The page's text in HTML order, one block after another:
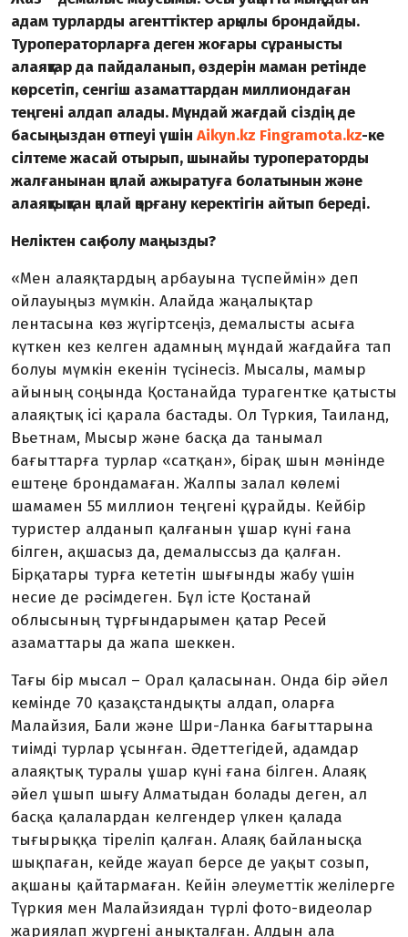
адам турларды агенттіктер арқылы брондайды.
Туроператорларға деген жоғары сұранысты
алаяқтар да пайдаланып, өздерін маман ретінде
көрсетіп, сенгіш азаматтардан миллиондаған
теңгені алдап алады. Мұндай жағдай сіздің де
басыңыздан өтпеуі үшін Aikyn.kz Fingramota.kz-ке
сілтеме жасай отырып, шынайы туроператорды
жалғанынан қалай ажыратуға болатынын және
алаяқтықтан қалай қорғану керектігін айтып береді.
Неліктен сақ болу маңызды?
«Мен алаяқтардың арбауына түспеймін» деп
ойлауыңыз мүмкін. Алайда жаңалықтар
лентасына көз жүгіртсеңіз, демалысты асыға
күткен кез келген адамның мұндай жағдайға тап
болуы мүмкін екенін түсінесіз. Мысалы, мамыр
айының соңында Қостанайда турагентке қатысты
алаяқтық ісі қарала бастады. Ол Түркия, Таиланд,
Вьетнам, Мысыр және басқа да танымал
бағыттарға турлар «сатқан», бірақ шын мәнінде
ештеңе брондамаған. Жалпы залал көлемі
шамамен 55 миллион теңгені құрайды. Кейбір
туристер алданып қалғанын ұшар күні ғана
білген, ақшасыз да, демалыссыз да қалған.
Бірқатары турға кететін шығынды жабу үшін
несие де рәсімдеген. Бұл істе Қостанай
облысының тұрғындарымен қатар Ресей
азаматтары да жапа шеккен.
Тағы бір мысал – Орал қаласынан. Онда бір әйел
кемінде 70 қазақстандықты алдап, оларға
Малайзия, Бали және Шри-Ланка бағыттарына
тиімді турлар ұсынған. Әдеттегідей, адамдар
алаяқтық туралы ұшар күні ғана білген. Алаяқ
әйел ұшып шығу Алматыдан болады деген, ал
басқа қалалардан келгендер үлкен қалада
тығырыққа тіреліп қалған. Алаяқ байланысқа
шықпаған, кейде жауап берсе де уақыт созып,
ақшаны қайтармаған. Кейін әлеуметтік желілерге
Түркия мен Малайзиядан түрлі фото-видеолар
жариялап жүргені анықталған. Алдын ала